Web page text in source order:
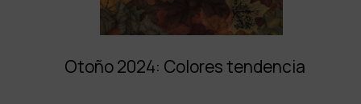
Otoño 2024: Colores tendencia